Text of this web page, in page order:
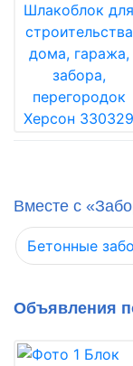
Вместе с
Бетонные
Объявления